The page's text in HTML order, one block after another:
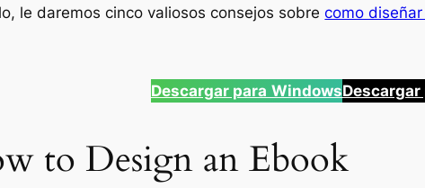
le daremos cinco valiosos consejos sobrecomo
Descargar para WindowsDescargar
to Design an Ebook